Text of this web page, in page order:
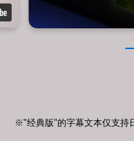
※"经典版"的字幕文本仅支持